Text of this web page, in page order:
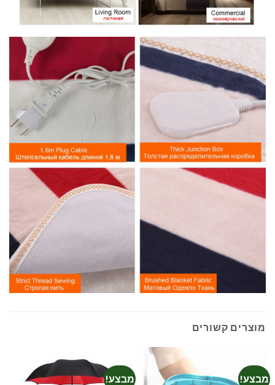
מוצרים קשורים
מבצע! מבצע!